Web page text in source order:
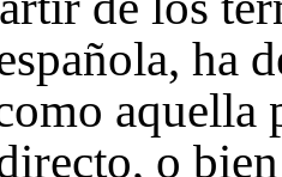
ha
aquella
o